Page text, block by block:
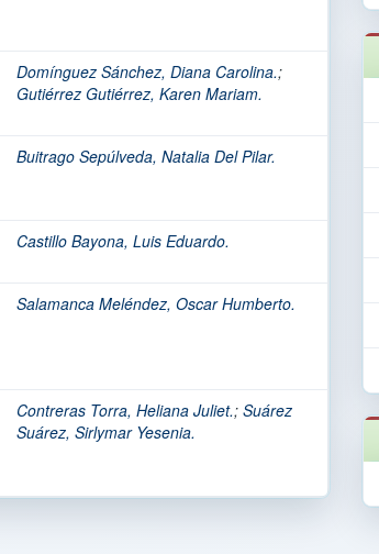
Domínguez Sánchez, Diana Carolina.;
Gutiérrez Gutiérrez, Karen Mariam.
Buitrago Sepúlveda, Natalia Del Pilar.
Castillo Bayona, Luis Eduardo.
Salamanca Meléndez, Oscar Humberto.
Contreras Torra, Heliana Juliet.; Suárez
Suárez, Sirlymar Yesenia.